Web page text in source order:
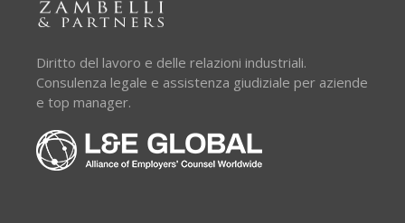
Diritto del lavoro e delle relazioni industriali.
Consulenza legale e assistenza giudiziale per aziende
e top manager.